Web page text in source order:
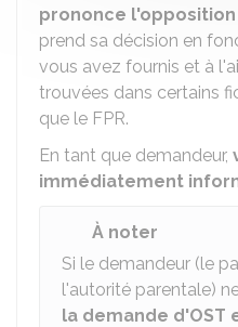
prononce
prend sa décision en
vous avez fournis et à
trouvées dans certains
que le FPR.
En tant que demandeur,
immédiatement
À noter
Si le demandeur (le
l'autorité parentale)
la demande d'OST